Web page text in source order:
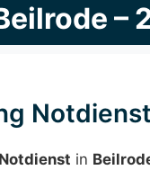
–
in